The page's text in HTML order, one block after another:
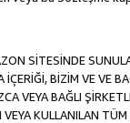
SİTESİNDE
İÇERİĞİ, BİZİM VE VE
VEYA BAĞLI
KULLANILAN